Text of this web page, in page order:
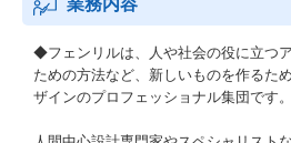
業務内容
◆フェンリルは、人や社会の役に立つ
ための方法など、新しいものを作るた
ザインのプロフェッショナル集団です。